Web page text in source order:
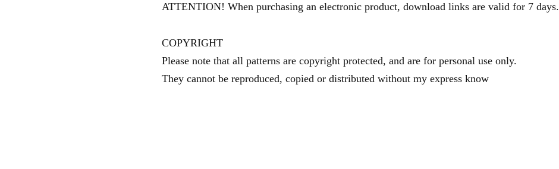
ATTENTION! When purchasing an electronic product, download links are valid for 7 days.
COPYRIGHT
Please note that all patterns are copyright protected, and are for personal use only.
They cannot be reproduced, copied or distributed without my express know